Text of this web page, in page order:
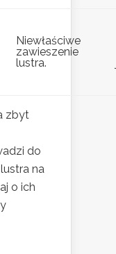
Niewłaściwe
zawieszenie
lustra.
zbyt
do
na
o ich